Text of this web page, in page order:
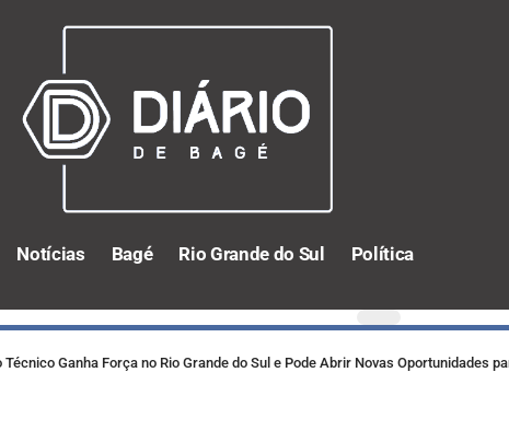
Notícias Bagé Rio Grande do Sul Política
Técnico Ganha Força no Rio Grande do Sul e Pode Abrir Novas Oportunidades